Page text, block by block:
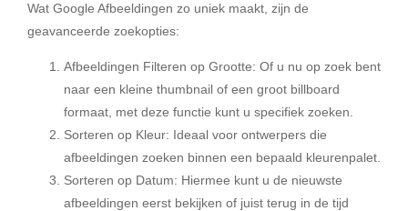
Wat Google Afbeeldingen zo uniek maakt, zijn de
geavanceerde zoekopties:
Afbeeldingen Filteren op Grootte: Of u nu op zoek bent
naar een kleine thumbnail of een groot billboard
formaat, met deze functie kunt u specifiek zoeken.
Sorteren op Kleur: Ideaal voor ontwerpers die
afbeeldingen zoeken binnen een bepaald kleurenpalet.
Sorteren op Datum: Hiermee kunt u de nieuwste
afbeeldingen eerst bekijken of juist terug in de tijd